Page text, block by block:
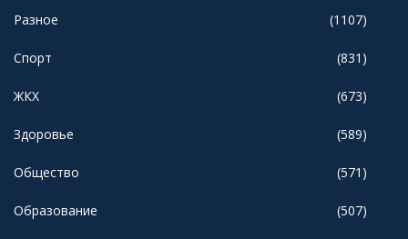
Разное (1107)
Спорт (831)
ЖКХ (673)
Здоровье (589)
Общество (571)
Образование (507)